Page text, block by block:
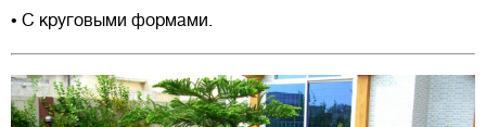
• С круговыми формами.